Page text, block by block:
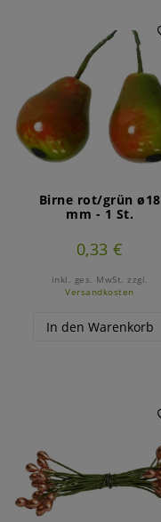
Birne rot/grün ø18
mm - 1 St.
0,33 €
inkl. ges. MwSt. zzgl.
Versandkosten
In den Warenkorb